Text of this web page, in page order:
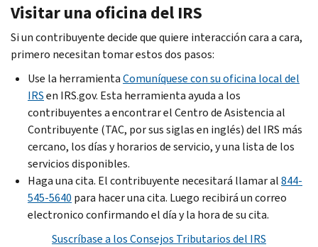
Visitar una oficina del IRS
Si un contribuyente decide que quiere interacción cara a cara,
primero necesitan tomar estos dos pasos:
Use la herramientaComuníquese con su oficina local del
IRSen IRS.gov. Esta herramienta ayuda a los
contribuyentes a encontrar el Centro de Asistencia al
Contribuyente (TAC, por sus siglas en inglés) del IRS más
cercano, los días y horarios de servicio, y una lista de los
servicios disponibles.
Haga una cita. El contribuyente necesitará llamar al844-
545-5640 para hacer una cita. Luego recibirá un correo
electronico confirmando el día y la hora de su cita.
Suscríbase a los Consejos Tributarios del IRS